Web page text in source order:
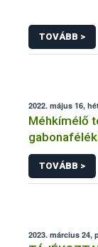
TOVÁBB >
2022. május 16,
Méhkímélő
TOVÁBB >
2023. március 24,